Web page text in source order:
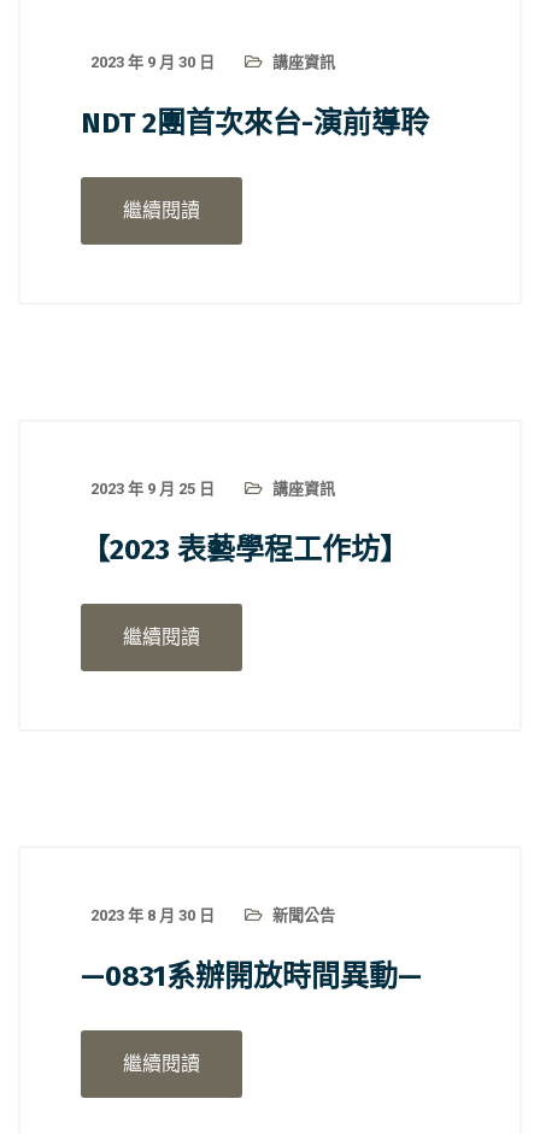
2023 年 9 月 30 日 講座資訊
NDT 2團首次來台-演前導聆
繼續閱讀
2023 年 9 月 25 日 講座資訊
【2023 表藝學程工作坊】
繼續閱讀
2023 年 8 月 30 日 新聞公告
—0831系辦開放時間異動—
繼續閱讀